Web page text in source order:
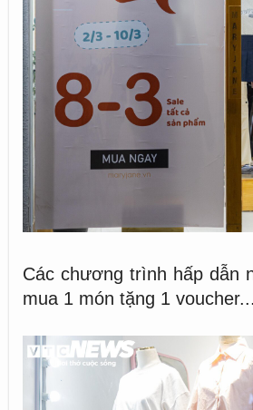
Các chương trình hấp dẫn
mua 1 món tặng 1